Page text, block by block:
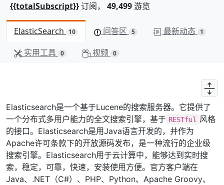
{{totalSubscript}}订阅， 49,499游览
ElasticSearch 10 问答区 5 最新动态 1
实用工具 0 视频 0
Elasticsearch是一个基于Lucene的搜索服务器。它提供了
一个分布式多用户能力的全文搜索引擎，基于 RESTful
风格
的接口。Elasticsearch是用Java语言开发的，并作为
Apache许可条款下的开放源码发布，是一种流行的企业级
搜索引擎。Elasticsearch用于云计算中，能够达到实时搜
索，稳定，可靠，快速，安装使用方便。官方客户端在
Java、.NET（C#）、PHP、Python、Apache Groovy、